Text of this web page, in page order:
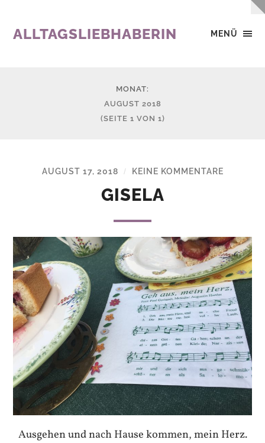
MENÜ
ALLTAGSLIEBHABERIN
MONAT:
AUGUST 2018
(SEITE 1 VON 1)
AUGUST 17, 2018 / KEINE KOMMENTARE
GISELA
Ausgehen und nach Hause kommen, mein Herz.